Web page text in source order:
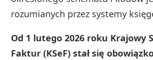
rozumianych przez systemy
Od 1 lutego 2026 roku Krajowy
Faktur (KSeF) stał się